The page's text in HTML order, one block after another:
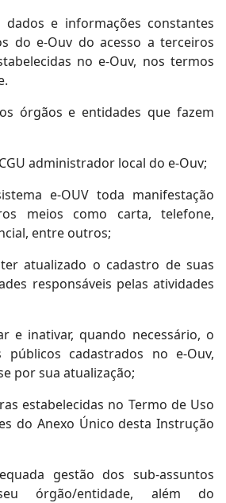
e informações constantes
do e-Ouv do acesso a terceiros
no e-Ouv, nos termos
órgãos e entidades que fazem
administrador local do e-Ouv;
e-OUV toda manifestação
meios como carta, telefone,
entre outros;
atualizado o cadastro de suas
responsáveis pelas atividades
e inativar, quando necessário, o
cadastrados no e-Ouv,
por sua atualização;
estabelecidas no Termo de Uso
do Anexo Único desta Instrução
gestão dos sub-assuntos
órgão/entidade, além do